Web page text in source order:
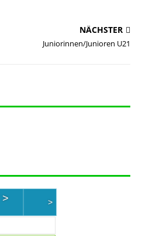
NÄCHSTER
Juniorinnen/Junioren U21
> >